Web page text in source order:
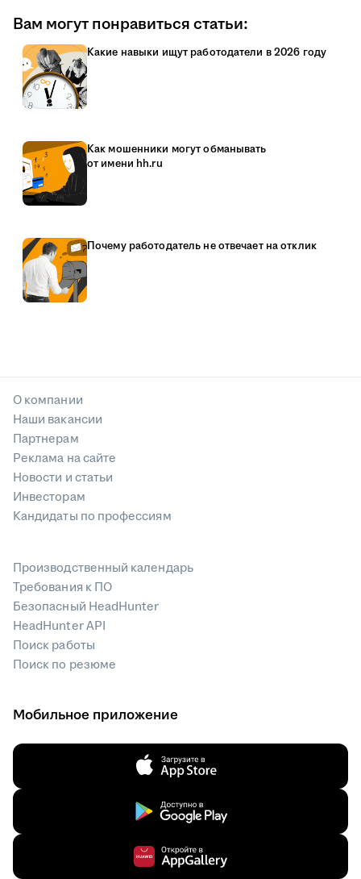
Вам могут понравиться статьи:
Какие навыки ищут работодатели в 2026 году
Как мошенники могут обманывать
от имени hh.ru
Почему работодатель не отвечает на отклик
О компании
Наши вакансии
Партнерам
Реклама на сайте
Новости и статьи
Инвесторам
Кандидаты по профессиям
Производственный календарь
Требования к ПО
Безопасный HeadHunter
HeadHunter API
Поиск работы
Поиск по резюме
Мобильное приложение